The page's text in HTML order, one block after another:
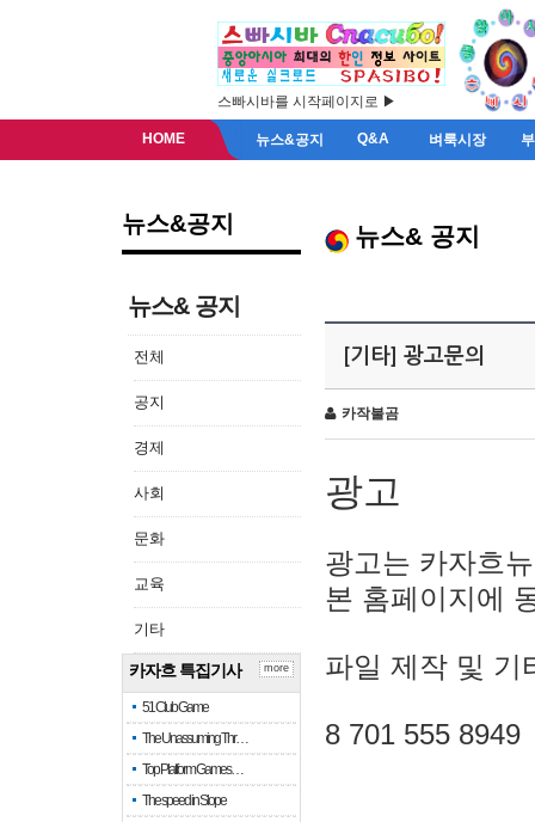
스빠시바를 시작페이지로 ▶
HOME 뉴스&공지 Q&A 벼룩시장
뉴스&공지
뉴스& 공지
전체
공지
경제
사회
문화
교육
기타
카자흐 특집기사
51 Club Game
The Unassuming Thr…
Top Platform Games…
The speed in Slope
more
뉴스& 공지
[기타] 광고문의
카작불곰
광고
광고는 카자흐
본 홈페이지에
파일 제작 및 기
8 701 555 8949